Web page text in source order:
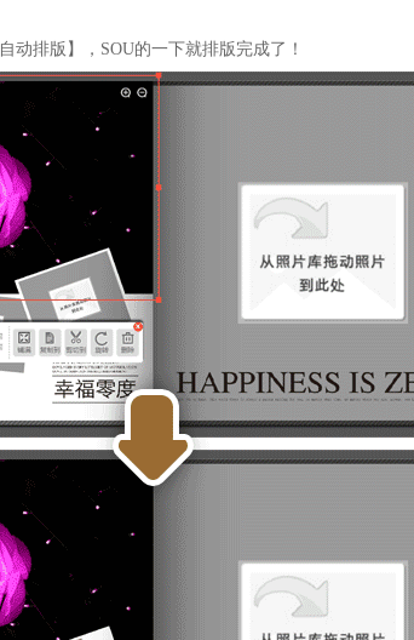
排版】，SOU的一下就排版完成了！